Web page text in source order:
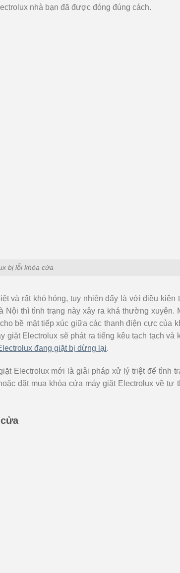
nhà bạn đã được đóng đúng cách.
bị lỗi khóa cửa
và rất khó hỏng, tuy nhiên đấy là với điều kiện
thì tình trạng này xảy ra khá thường xuyên.
bề mặt tiếp xúc giữa các thanh điện cực của
Electrolux sẽ phát ra tiếng kêu tạch tạch và
đang giặt bị dừng lại.
Electrolux mới là giải pháp xử lý triệt để tình
đặt mua khóa cửa máy giặt Electrolux về tự